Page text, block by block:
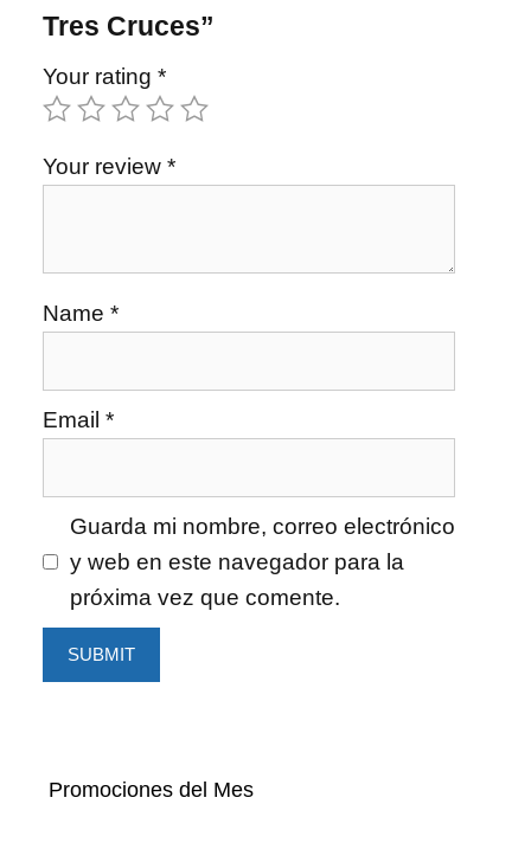
Tres Cruces”
Your rating *
Your review *
Name *
Email *
Guarda mi nombre, correo electrónico
y web en este navegador para la
próxima vez que comente.
Promociones del Mes